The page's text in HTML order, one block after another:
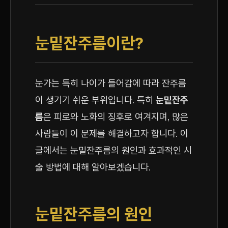
눈밑잔주름이란?
눈가는 특히 나이가 들어감에 따라 잔주름
이 생기기 쉬운 부위입니다. 특히 눈밑잔주
름은 피로와 노화의 징후로 여겨지며, 많은
사람들이 이 문제를 해결하고자 합니다. 이
글에서는 눈밑잔주름의 원인과 효과적인 시
술 방법에 대해 알아보겠습니다.
눈밑잔주름의 원인